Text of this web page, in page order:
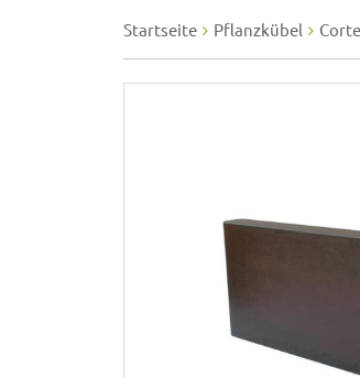
Startseite Pflanzkübel